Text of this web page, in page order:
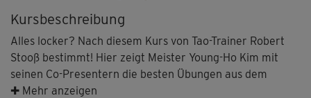
Kursbeschreibung
Alles locker? Nach diesem Kurs von Tao-Trainer Robert
Stooß bestimmt! Hier zeigt Meister Young-Ho Kim mit
seinen Co-Presentern die besten Übungen aus dem
Qigong, um den ganzen Körper zu lockern, sanft zu
✚ Mehr anzeigen